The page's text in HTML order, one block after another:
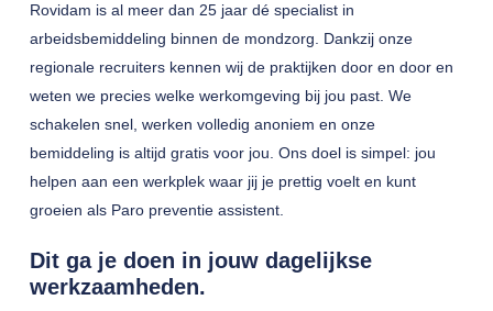
Rovidam is al meer dan 25 jaar dé specialist in
arbeidsbemiddeling binnen de mondzorg. Dankzij onze
regionale recruiters kennen wij de praktijken door en door en
weten we precies welke werkomgeving bij jou past. We
schakelen snel, werken volledig anoniem en onze
bemiddeling is altijd gratis voor jou. Ons doel is simpel: jou
helpen aan een werkplek waar jij je prettig voelt en kunt
groeien als Paro preventie assistent.
Dit ga je doen in jouw dagelijkse
werkzaamheden.